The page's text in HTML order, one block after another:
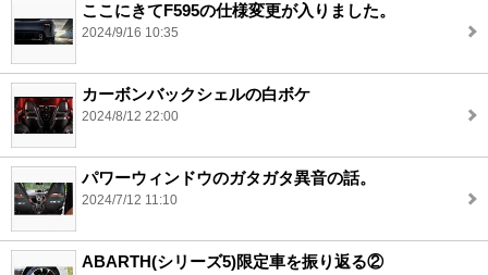
ここにきてF595の仕様変更が入りました。
2024/9/16 10:35
カーボンバックシェルの白ボケ
2024/8/12 22:00
パワーウィンドウのガタガタ異音の話。
2024/7/12 11:10
ABARTH(シリーズ5)限定車を振り返る②